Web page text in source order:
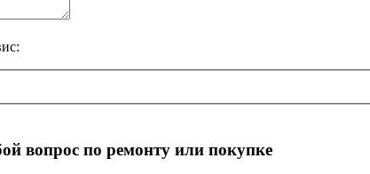
вопрос по ремонту или покупке